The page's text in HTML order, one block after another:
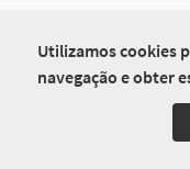
Utilizamos cookies
navegação e obter